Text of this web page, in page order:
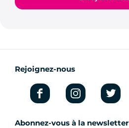
Rejoignez-nous
Abonnez-vous à la newsletter